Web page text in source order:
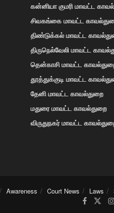
கன்னியா குமரி மாவட்ட
சிவகங்கை மாவட்ட
திண்டுக்கல் மாவட்ட
திருநெல்வேலி மாவட்ட
தென்காசி மாவட்ட
தூத்துக்குடி மாவட்ட
தேனி மாவட்ட காவல்துறை
மதுரை மாவட்ட காவல்துறை
விருதுநகர் மாவட்ட
Awareness Court News Laws